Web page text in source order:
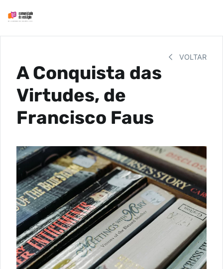
VOLTAR
A Conquista das
Virtudes, de
Francisco Faus